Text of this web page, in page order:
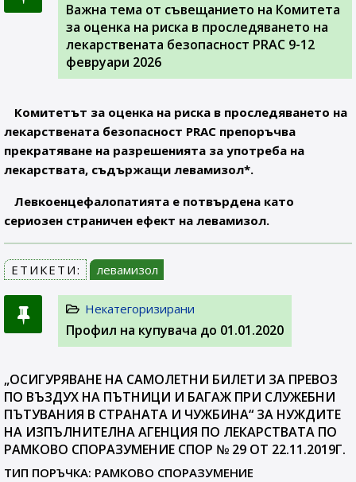
Важна тема от съвещанието на Комитета
за оценка на риска в проследяването на
лекарствената безопасност PRAC 9-12
февруари 2026
Комитетът за оценка на риска в проследяването на
лекарствената безопасност PRAC препоръчва
прекратяване на разрешенията за употреба на
лекарствата, съдържащи левамизол*.
Левкоенцефалопатията е потвърдена като
сериозен страничен ефект на левамизол.
ЕТИКЕТИ: левамизол
Некатегоризирани
Профил на купувача до 01.01.2020
„ОСИГУРЯВАНЕ НА САМОЛЕТНИ БИЛЕТИ ЗА ПРЕВОЗ
ПО ВЪЗДУХ НА ПЪТНИЦИ И БАГАЖ ПРИ СЛУЖЕБНИ
ПЪТУВАНИЯ В СТРАНАТА И ЧУЖБИНА“ ЗА НУЖДИТЕ
НА ИЗПЪЛНИТЕЛНА АГЕНЦИЯ ПО ЛЕКАРСТВАТА ПО
РАМКОВО СПОРАЗУМЕНИЕ СПОР № 29 ОТ 22.11.2019Г.
ТИП ПОРЪЧКА: РАМКОВО СПОРАЗУМЕНИЕ